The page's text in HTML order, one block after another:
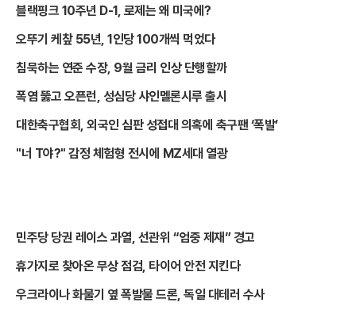
블랙핑크 10주년 D-1, 로제는 왜 미국에?
오뚜기 케챂 55년, 1인당 100개씩 먹었다
침묵하는 연준 수장, 9월 금리 인상 단행할까
폭염 뚫고 오픈런, 성심당 샤인멜론시루 출시
대한축구협회, 외국인 심판 성접대 의혹에 축구팬 ‘폭발’
"너 T야?" 감정 체험형 전시에 MZ세대 열광
민주당 당권 레이스 과열, 선관위 “엄중 제재” 경고
휴가지로 찾아온 무상 점검, 타이어 안전 지킨다
우크라이나 화물기 옆 폭발물 드론, 독일 대테러 수사